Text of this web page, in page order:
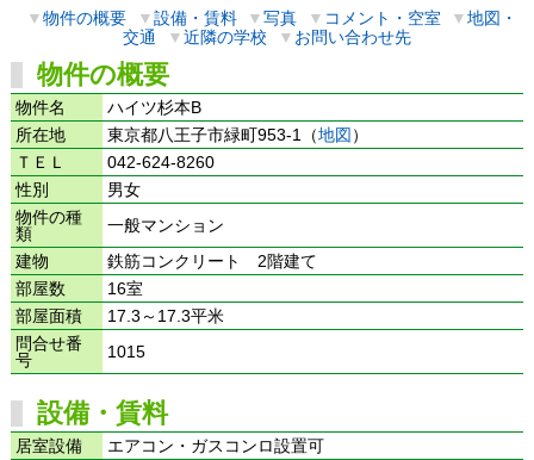
▼物件の概要 ▼設備・賃料 ▼写真 ▼ コメント・空室 ▼地図・
交通
▼近隣の学校 ▼ お問い合わせ先
物件の概要
物件名
ハイツ杉本B
所在地
東京都八王子市緑町953-1（地図 ）
ＴＥＬ
042-624-8260
性別
男女
物件の種
類
一般マンション
建物
鉄筋コンクリート 2階建て
部屋数
16室
部屋面積
17.3～17.3平米
問合せ番
号
1015
設備・賃料
居室設備
エアコン・ガスコンロ設置可